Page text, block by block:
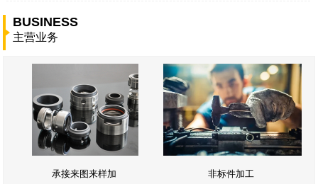
BUSINESS
主营业务
承接来图来样加 非标件加工